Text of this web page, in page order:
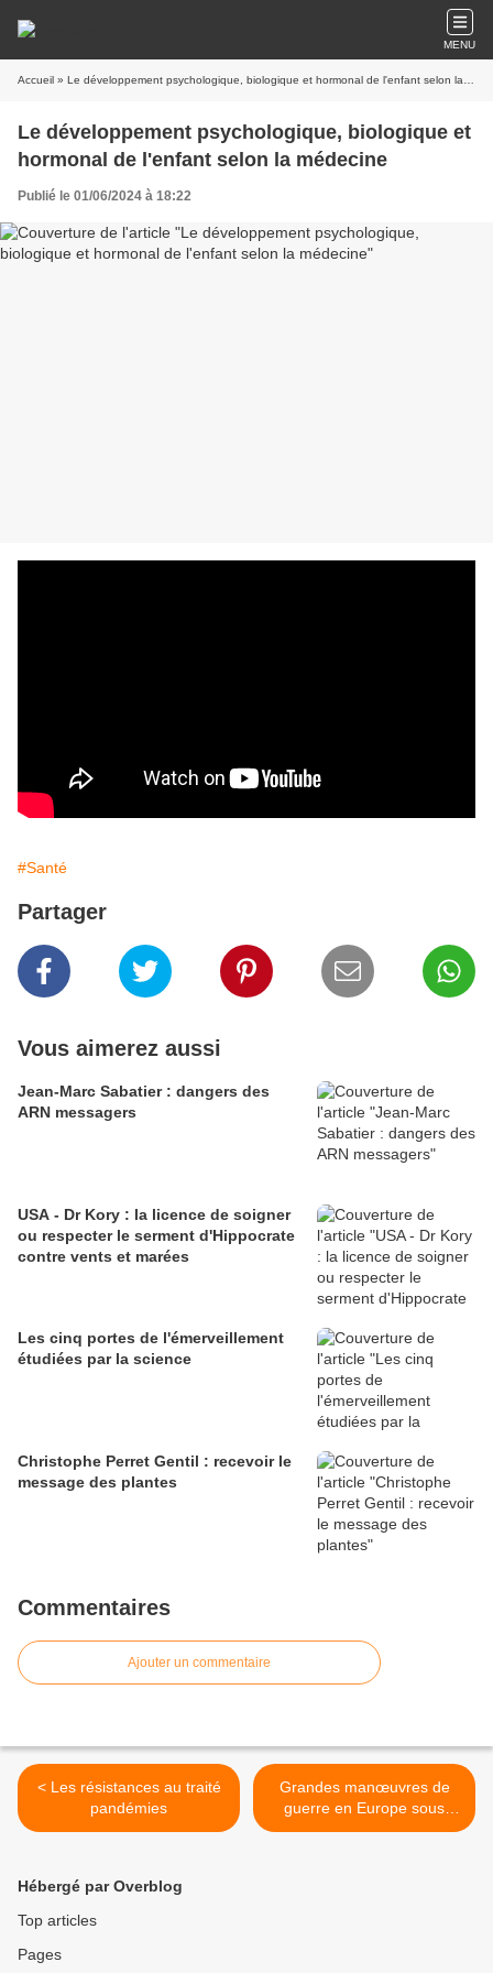
MENU
Accueil » Le développement psychologique, biologique et hormonal de l'enfant selon la médecine
Le développement psychologique, biologique et
hormonal de l'enfant selon la médecine
Publié le 01/06/2024 à 18:22
#Santé
Partager
Vous aimerez aussi
Jean-Marc Sabatier : dangers des
ARN messagers
USA - Dr Kory : la licence de soigner
ou respecter le serment d'Hippocrate
contre vents et marées
Les cinq portes de l'émerveillement
étudiées par la science
Christophe Perret Gentil : recevoir le
message des plantes
Commentaires
Ajouter un commentaire
< Les résistances au traité
pandémies
Grandes manœuvres de
guerre en Europe sous
commandement US >
Hébergé par Overblog
Top articles
Pages